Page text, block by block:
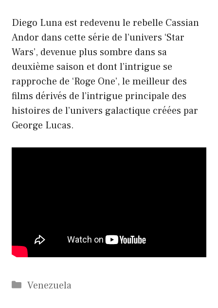
Diego Luna est redevenu le rebelle Cassian
Andor dans cette série de l’univers ‘Star
Wars’, devenue plus sombre dans sa
deuxième saison et dont l’intrigue se
rapproche de ‘Roge One’, le meilleur des
films dérivés de l’intrigue principale des
histoires de l’univers galactique créées par
George Lucas.
Catégories
Venezuela